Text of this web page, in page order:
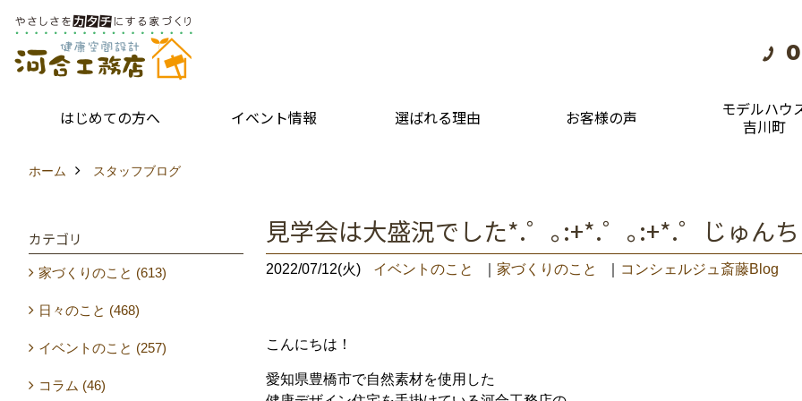
はじめての方へ イベント情報 選ばれる理由 お客様の声
モデルハウ
吉川町
ホーム スタッフブログ
見学会は大盛況でした*.゜｡:+*.゜｡:+*.゜じゅん
2022/07/12(火) イベントのこと 家づくりのこと コンシェルジュ斎藤Blog
こんにちは！
愛知県豊橋市で自然素材を使用した
カテゴリ
家づくりのこと (613)
日々のこと (468)
イベントのこと (257)
コラム (46)